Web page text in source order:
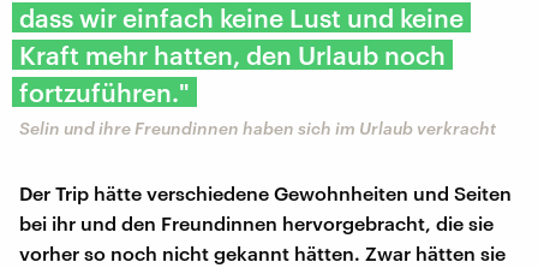
dass wir einfach keine Lust und keine
Kraft mehr hatten, den Urlaub noch
fortzuführen."
Selin und ihre Freundinnen haben sich im Urlaub verkracht
Der Trip hätte verschiedene Gewohnheiten und Seiten
bei ihr und den Freundinnen hervorgebracht, die sie
vorher so noch nicht gekannt hätten. Zwar hätten sie